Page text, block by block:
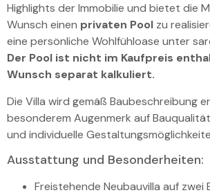
Highlights der Immobilie und bietet die
Wunsch einen privaten Pool zu
eine persönliche Wohlfühloase unter
Der Pool ist nicht im Kaufpreis
Wunsch separat kalkuliert.
Die Villa wird gemäß Baubeschreibung
besonderem Augenmerk auf
und individuelle
Ausstattung und Besonderheiten:
Freistehende Neubauvilla auf zwei